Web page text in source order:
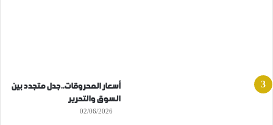
أسعار المحروقات..جدل متجدد بين
السوق والتحرير
02/06/2026